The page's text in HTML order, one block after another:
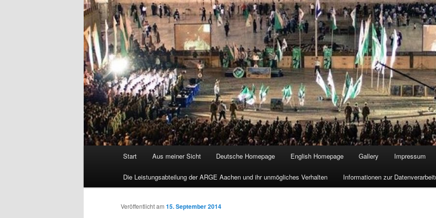
Start Aus meiner Sicht Deutsche Homepage English Homepage Gallery Impressum
Die Leistungsabteilung der ARGE Aachen und ihr unmögliches Verhalten Informationen zur
Veröffentlicht am 15. September 2014